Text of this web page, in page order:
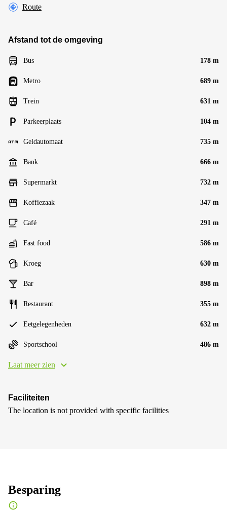
Route
Afstand tot de omgeving
Bus 178 m
Metro 689 m
Trein 631 m
Parkeerplaats 104 m
Geldautomaat 735 m
Bank 666 m
Supermarkt 732 m
Koffiezaak 347 m
Café 291 m
Fast food 586 m
Kroeg 630 m
Bar 898 m
Restaurant 355 m
Eetgelegenheden 632 m
Sportschool 486 m
Laat meer zien
Faciliteiten
The location is not provided with specific facilities
Besparing